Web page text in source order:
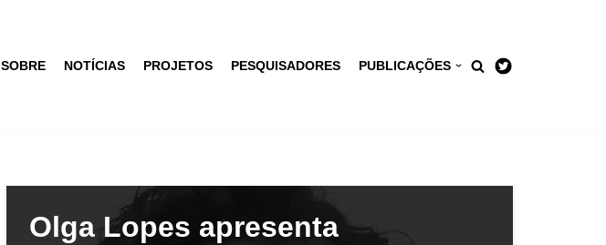
SOBRE NOTÍCIAS PROJETOS PESQUISADORES PUBLICAÇÕES
Olga Lopes apresenta